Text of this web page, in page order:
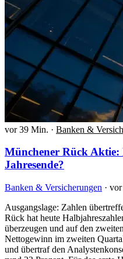
vor 39 Min. · Banken &
Münchener Rück Aktie:
Jahresende?
Banken & Versicherungen ·
Ausgangslage: Zahlen
Rück hat heute
überzeugen und auf den
Nettogewinn im zweiten
und übertraf den